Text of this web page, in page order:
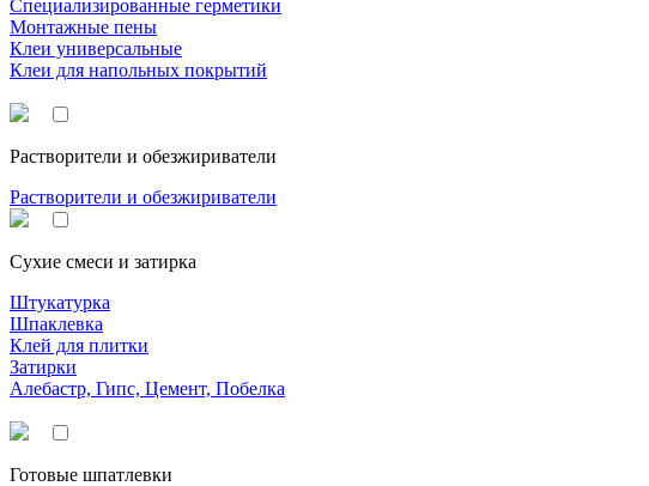
Специализированные герметики
Монтажные пены
Клеи универсальные
Клеи для напольных покрытий
Растворители и обезжириватели
Растворители и обезжириватели
Сухие смеси и затирка
Штукатурка
Шпаклевка
Клей для плитки
Затирки
Алебастр, Гипс, Цемент, Побелка
Готовые шпатлевки